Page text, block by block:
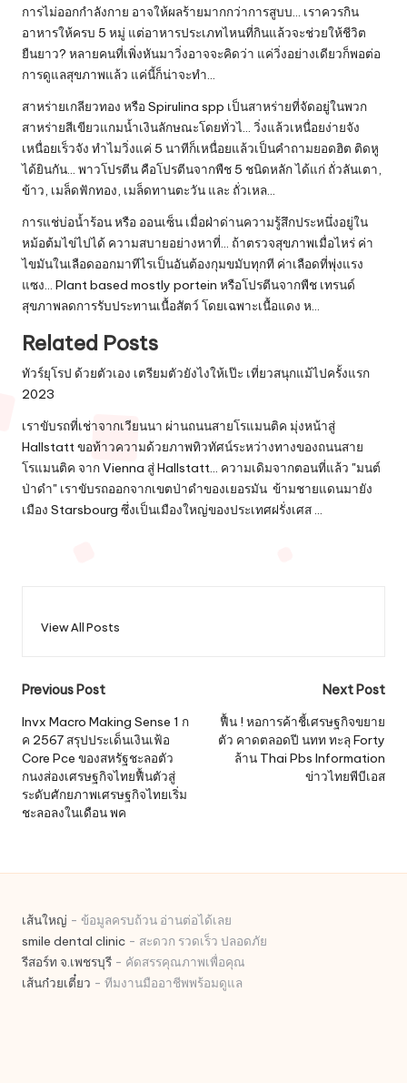
การไม่ออกกำลังกาย อาจให้ผลร้ายมากกว่าการสูบบ… เราควรกิน
อาหารให้ครบ 5 หมู่ แต่อาหารประเภทไหนที่กินแล้วจะช่วยให้ชีวิต
ยืนยาว? หลายคนที่เพิ่งหันมาวิ่งอาจจะคิดว่า แค่วิ่งอย่างเดียวก็พอต่อ
การดูแลสุขภาพแล้ว แค่นี้ก็น่าจะทำ…
สาหร่ายเกลียวทอง หรือ Spirulina spp เป็นสาหร่ายที่จัดอยู่ในพวก
สาหร่ายสีเขียวแกมน้ำเงินลักษณะโดยทั่วไ… วิ่งแล้วเหนื่อยง่ายจัง
เหนื่อยเร็วจัง ทำไมวิ่งแค่ 5 นาทีก็เหนื่อยแล้วเป็นคำถามยอดฮิต ติดหู
ได้ยินกัน… พาวโปรตีน คือโปรตีนจากพืช 5 ชนิดหลัก ได้แก่ ถั่วลันเตา,
ข้าว, เมล็ดฟักทอง, เมล็ดทานตะวัน และ ถั่วเหล…
การแช่บ่อน้ำร้อน หรือ ออนเซ็น เมื่อฝ่าด่านความรู้สึกประหนึ่งอยู่ใน
หม้อต้มไข่ไปได้ ความสบายอย่างหาที่… ถ้าตรวจสุขภาพเมื่อไหร่ ค่า
ไขมันในเลือดออกมาทีไรเป็นอันต้องกุมขมับทุกที ค่าเลือดที่พุ่งแรง
แซง… Plant based mostly portein หรือโปรตีนจากพืช เทรนด์
สุขภาพลดการรับประทานเนื้อสัตว์ โดยเฉพาะเนื้อแดง ห…
Related Posts
ทัวร์ยุโรป ด้วยตัวเอง เตรียมตัวยังไงให้เป๊ะ เที่ยวสนุกแม้ไปครั้งแรก
2023
เราขับรถที่เช่าจากเวียนนา ผ่านถนนสายโรแมนติค มุ่งหน้าสู่
Hallstatt ขอท้าวความด้วยภาพทิวทัศน์ระหว่างทางของถนนสาย
โรแมนติค จาก Vienna สู่ Hallstatt... ความเดิมจากตอนที่แล้ว "มนต์
ป่าดำ" เราขับรถออกจากเขตป่าดำของเยอรมัน ข้ามชายแดนมายัง
เมือง Starsbourg ซึ่งเป็นเมืองใหญ่ของประเทศฝรั่งเศส …
View All Posts
Post
navigation
Previous Post
Invx Macro Making Sense 1 ก
ค 2567 สรุปประเด็นเงินเฟ้อ
Core Pce ของสหรัฐชะลอตัว
กนงส่องเศรษฐกิจไทยฟื้นตัวสู่
ระดับศักยภาพเศรษฐกิจไทยเริ่ม
ชะลอลงในเดือน พค
Next Post
ฟื้น ! หอการค้าชี้เศรษฐกิจขยาย
ตัว คาดตลอดปี นทท ทะลุ Forty
ล้าน Thai Pbs Information
ข่าวไทยพีบีเอส
เส้นใหญ่ - ข้อมูลครบถ้วน อ่านต่อได้เลย
smile dental clinic - สะดวก รวดเร็ว ปลอดภัย
รีสอร์ท จ.เพชรบุรี - คัดสรรคุณภาพเพื่อคุณ
เส้นก๋วยเตี๋ยว - ทีมงานมืออาชีพพร้อมดูแล